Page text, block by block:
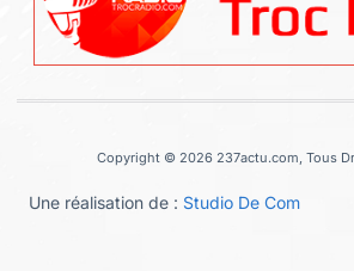
Copyright © 2026 237actu.com, Tous
Une réalisation de : Studio De Com